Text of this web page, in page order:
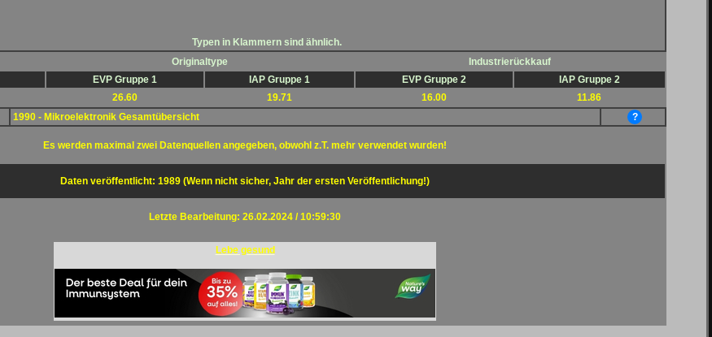
Typen in Klammern sind ähnlich.
Originaltype
Industrierückkauf
EVP Gruppe 1 IAP Gruppe 1 EVP Gruppe 2
IAP Gruppe 2
26.60 19.71 16.00
11.86
1990 - Mikroelektronik Gesamtübersicht ?
Es werden maximal zwei Datenquellen angegeben, obwohl z.T. mehr verwendet wurden!
Daten veröffentlicht: 1989 (Wenn nicht sicher, Jahr der ersten Veröffentlichung!)
Letzte Bearbeitung: 26.02.2024 / 10:59:30
Lebe gesund